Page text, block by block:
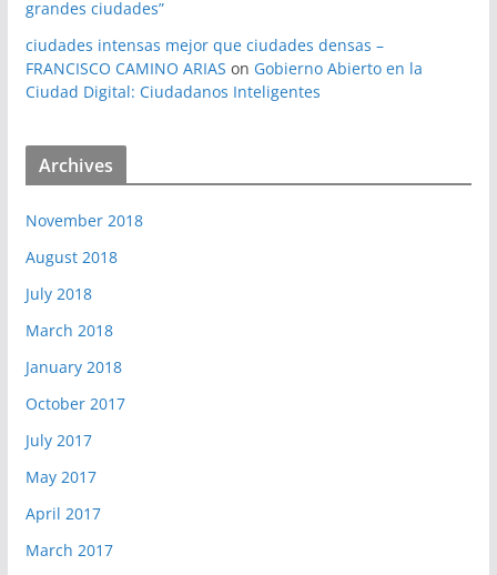
grandes ciudades”
ciudades intensas mejor que ciudades densas –
FRANCISCO CAMINO ARIAS on Gobierno Abierto en la
Ciudad Digital: Ciudadanos Inteligentes
Archives
November 2018
August 2018
July 2018
March 2018
January 2018
October 2017
July 2017
May 2017
April 2017
March 2017